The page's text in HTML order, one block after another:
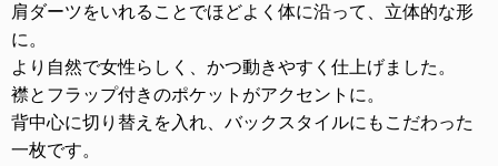
肩ダーツをいれることでほどよく体に沿って、立体的な形
に。
より自然で女性らしく、かつ動きやすく仕上げました。
襟とフラップ付きのポケットがアクセントに。
背中心に切り替えを入れ、バックスタイルにもこだわった
一枚です。